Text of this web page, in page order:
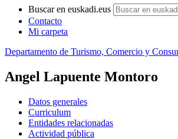
Buscar en euskadi.eus
Contacto
Mi carpeta
Departamento de Turismo, Comercio y
Angel Lapuente Montoro
Datos generales
Curriculum
Entidades relacionadas
Actividad pública